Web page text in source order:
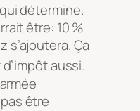
détermine.
être: 10 %
s’ajoutera. Ça
aussi.
être